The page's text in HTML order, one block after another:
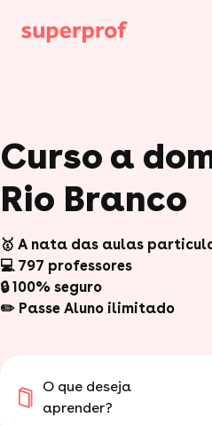
Curso a
Rio Branco
🥇 A nata das aulas
💻 797 professores
🔒 100% seguro
✏️ Passe Aluno ilimitado
O que deseja
aprender?